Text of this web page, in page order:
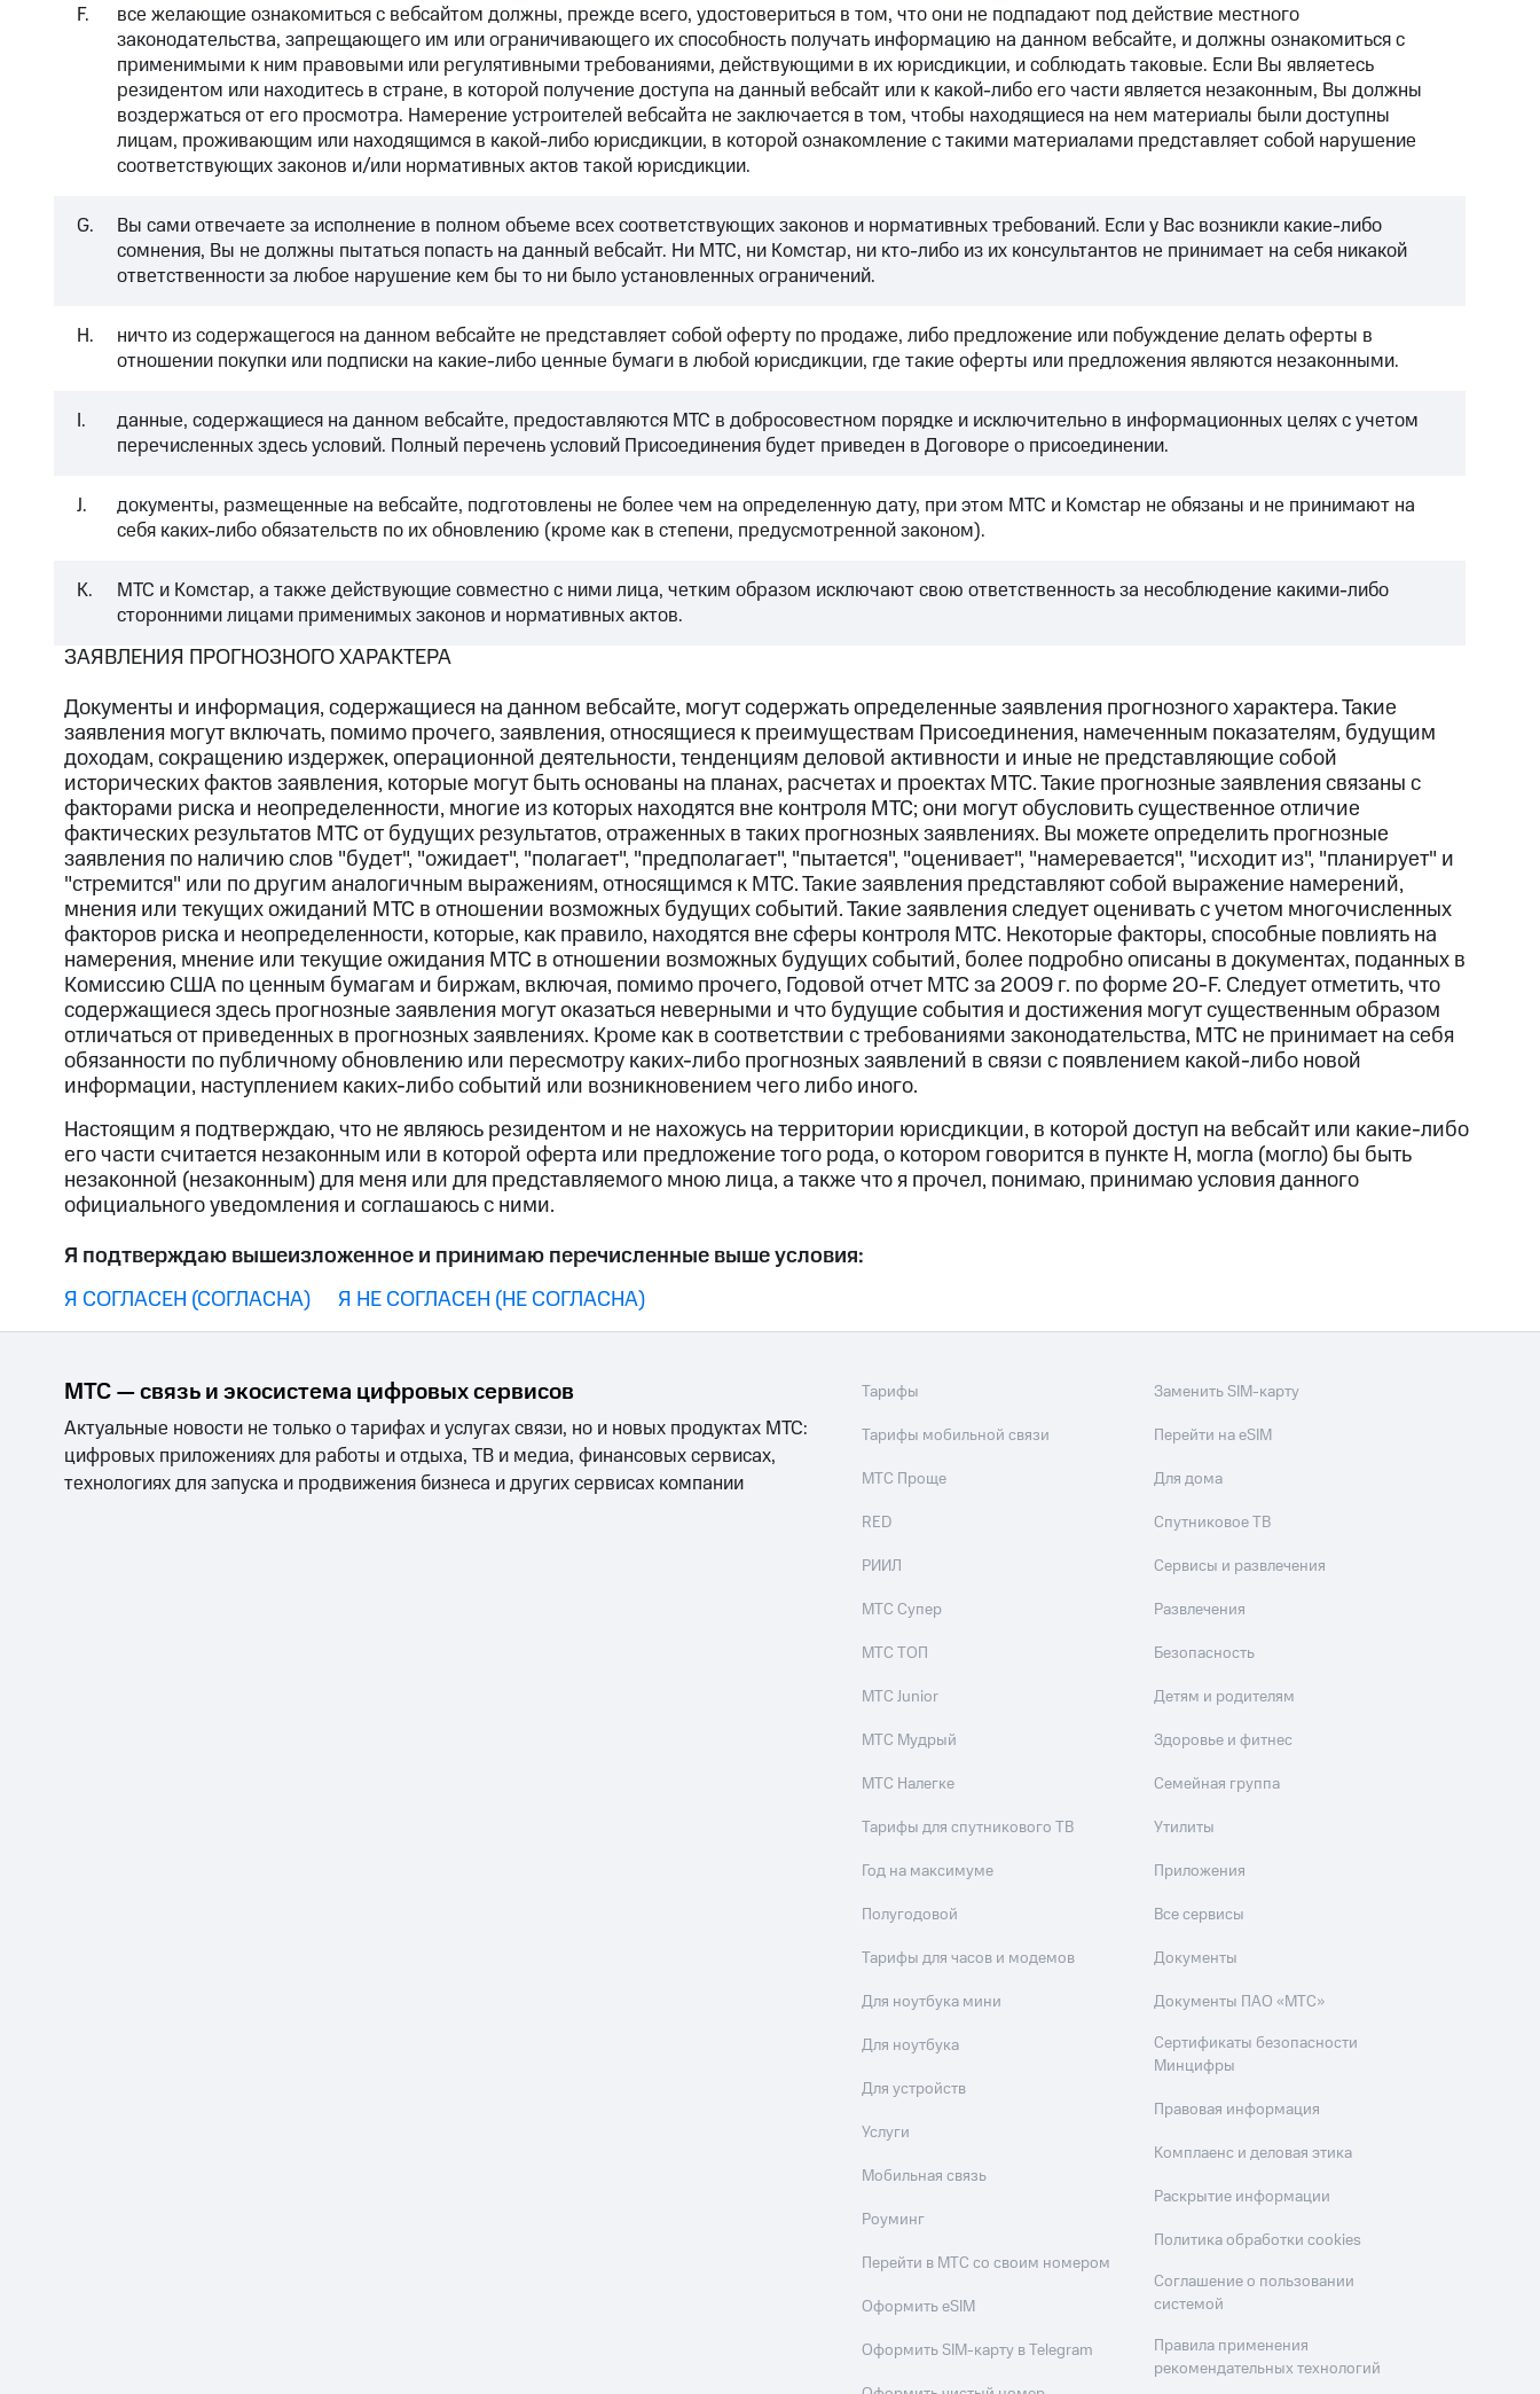
F.
все желающие ознакомиться с вебсайтом должны, прежде всего, удостовериться в том, что они не подпадают под действие местного
законодательства, запрещающего им или ограничивающего их способность получать информацию на данном вебсайте, и должны ознакомиться с
применимыми к ним правовыми или регулятивными требованиями, действующими в их юрисдикции, и соблюдать таковые. Если Вы являетесь
резидентом или находитесь в стране, в которой получение доступа на данный вебсайт или к какой-либо его части является незаконным, Вы должны
воздержаться от его просмотра. Намерение устроителей вебсайта не заключается в том, чтобы находящиеся на нем материалы были доступны
лицам, проживающим или находящимся в какой-либо юрисдикции, в которой ознакомление с такими материалами представляет собой нарушение
соответствующих законов и/или нормативных актов такой юрисдикции.
G.
Вы сами отвечаете за исполнение в полном объеме всех соответствующих законов и нормативных требований. Если у Вас возникли какие-либо
сомнения, Вы не должны пытаться попасть на данный вебсайт. Ни МТС, ни Комстар, ни кто-либо из их консультантов не принимает на себя никакой
ответственности за любое нарушение кем бы то ни было установленных ограничений.
H.
ничто из содержащегося на данном вебсайте не представляет собой оферту по продаже, либо предложение или побуждение делать оферты в
отношении покупки или подписки на какие-либо ценные бумаги в любой юрисдикции, где такие оферты или предложения являются незаконными.
I.
данные, содержащиеся на данном вебсайте, предоставляются МТС в добросовестном порядке и исключительно в информационных целях с учетом
перечисленных здесь условий. Полный перечень условий Присоединения будет приведен в Договоре о присоединении.
J.
документы, размещенные на вебсайте, подготовлены не более чем на определенную дату, при этом МТС и Комстар не обязаны и не принимают на
себя каких-либо обязательств по их обновлению (кроме как в степени, предусмотренной законом).
K.
МТС и Комстар, а также действующие совместно с ними лица, четким образом исключают свою ответственность за несоблюдение какими-либо
сторонними лицами применимых законов и нормативных актов.
ЗАЯВЛЕНИЯ ПРОГНОЗНОГО ХАРАКТЕРА
Документы и информация, содержащиеся на данном вебсайте, могут содержать определенные заявления прогнозного характера. Такие
заявления могут включать, помимо прочего, заявления, относящиеся к преимуществам Присоединения, намеченным показателям, будущим
доходам, сокращению издержек, операционной деятельности, тенденциям деловой активности и иные не представляющие собой
исторических фактов заявления, которые могут быть основаны на планах, расчетах и проектах МТС. Такие прогнозные заявления связаны с
факторами риска и неопределенности, многие из которых находятся вне контроля МТС; они могут обусловить существенное отличие
фактических результатов МТС от будущих результатов, отраженных в таких прогнозных заявлениях. Вы можете определить прогнозные
заявления по наличию слов "будет", "ожидает", "полагает", "предполагает", "пытается", "оценивает", "намеревается", "исходит из", "планирует" и
"стремится" или по другим аналогичным выражениям, относящимся к МТС. Такие заявления представляют собой выражение намерений,
мнения или текущих ожиданий МТС в отношении возможных будущих событий. Такие заявления следует оценивать с учетом многочисленных
факторов риска и неопределенности, которые, как правило, находятся вне сферы контроля МТС. Некоторые факторы, способные повлиять на
намерения, мнение или текущие ожидания МТС в отношении возможных будущих событий, более подробно описаны в документах, поданных в
Комиссию США по ценным бумагам и биржам, включая, помимо прочего, Годовой отчет МТС за 2009 г. по форме 20-F. Следует отметить, что
содержащиеся здесь прогнозные заявления могут оказаться неверными и что будущие события и достижения могут существенным образом
отличаться от приведенных в прогнозных заявлениях. Кроме как в соответствии с требованиями законодательства, МТС не принимает на себя
обязанности по публичному обновлению или пересмотру каких-либо прогнозных заявлений в связи с появлением какой-либо новой
информации, наступлением каких-либо событий или возникновением чего либо иного.
Настоящим я подтверждаю, что не являюсь резидентом и не нахожусь на территории юрисдикции, в которой доступ на вебсайт или какие-либо
его части считается незаконным или в которой оферта или предложение того рода, о котором говорится в пункте H, могла (могло) бы быть
незаконной (незаконным) для меня или для представляемого мною лица, а также что я прочел, понимаю, принимаю условия данного
официального уведомления и соглашаюсь с ними.
Я подтверждаю вышеизложенное и принимаю перечисленные выше условия:
Я СОГЛАСЕН (СОГЛАСНА)
Я НЕ СОГЛАСЕН (НЕ СОГЛАСНА)
МТС — связь и экосистема цифровых сервисов
Актуальные новости не только о тарифах и услугах связи, но и новых продуктах МТС:
цифровых приложениях для работы и отдыха, ТВ и медиа, финансовых сервисах,
технологиях для запуска и продвижения бизнеса и других сервисах компании
Тарифы
Тарифы мобильной связи
МТС Проще
RED
РИИЛ
МТС Супер
МТС ТОП
МТС Junior
МТС Мудрый
МТС Налегке
Тарифы для спутникового ТВ
Год на максимуме
Полугодовой
Тарифы для часов и модемов
Для ноутбука мини
Для ноутбука
Для устройств
Услуги
Мобильная связь
Роуминг
Перейти в МТС со своим номером
Оформить eSIM
Оформить SIM-карту в Telegram
Заменить SIM-карту
Перейти на eSIM
Для дома
Спутниковое ТВ
Сервисы и развлечения
Развлечения
Безопасность
Детям и родителям
Здоровье и фитнес
Семейная группа
Утилиты
Приложения
Все сервисы
Документы
Документы ПАО «МТС»
Сертификаты безопасности
Минцифры
Правовая информация
Комплаенс и деловая этика
Раскрытие информации
Политика обработки cookies
Соглашение о пользовании
системой
Правила применения
рекомендательных технологий